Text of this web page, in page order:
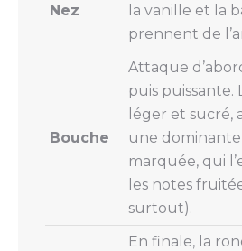
Nez
la vanille et la
prennent de
Bouche
Attaque
puis puissante.
léger et sucré,
une dominante
marquée, qui
les notes
surtout).
En finale, la